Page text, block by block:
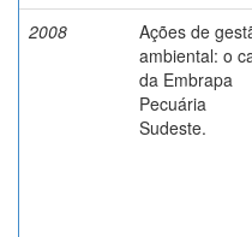
2008
Ações de
ambiental: o
da Embrapa
Pecuária
Sudeste.